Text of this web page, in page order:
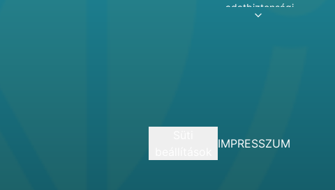
adatbiztonsági
szolgáltatásai
IMPRESSZUM